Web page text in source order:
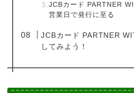
JCBカード PARTNER
営業日で発行に至る
JCBカード PARTNER
してみよう！